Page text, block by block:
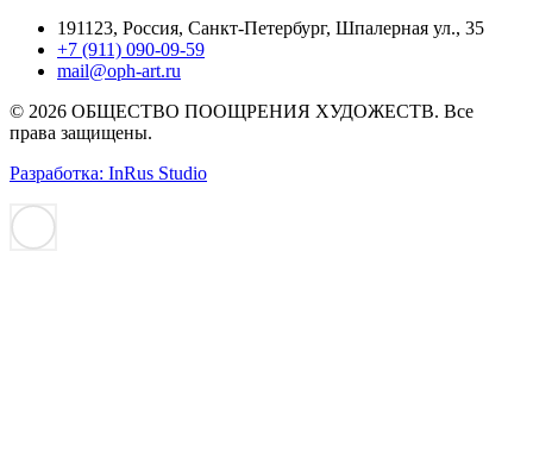
191123, Россия, Санкт-Петербург, Шпалерная ул., 35
+7 (911) 090-09-59
mail@oph-art.ru
© 2026 ОБЩЕСТВО ПООЩРЕНИЯ ХУДОЖЕСТВ. Все
права защищены.
Разработка: InRus Studio